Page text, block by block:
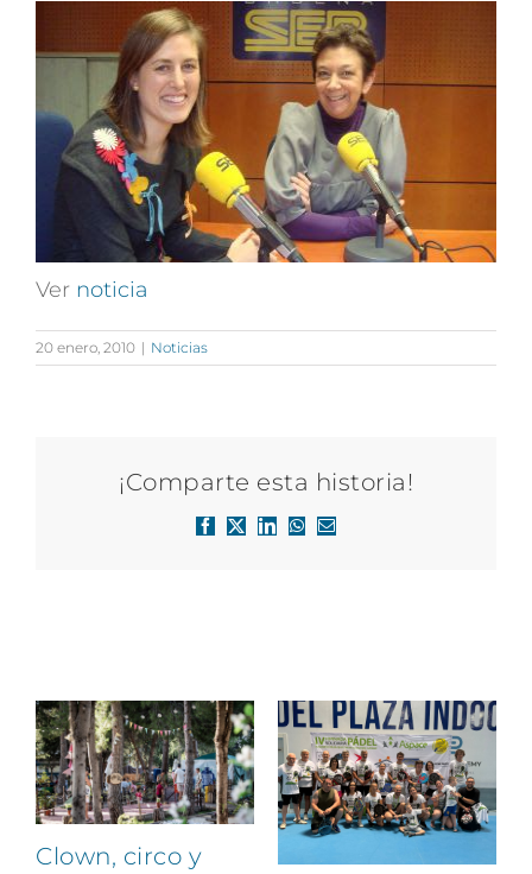
Ver noticia
20 enero, 2010 | Noticias
¡Comparte esta historia!
Facebook
X LinkedInWhatsApp
Correo
Clown, circo y